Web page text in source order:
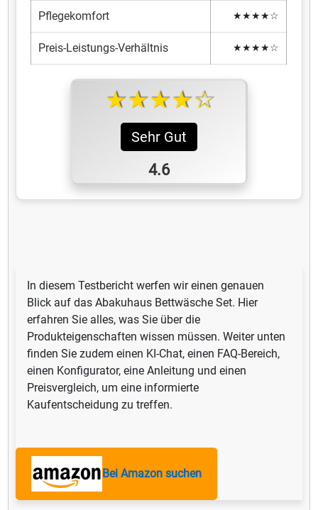
Pflegekomfort ★★★★☆
Preis-Leistungs-Verhältnis ★★★★☆
★★★★☆
Sehr Gut
4.6
In diesem Testbericht werfen wir einen genauen
Blick auf das Abakuhaus Bettwäsche Set. Hier
erfahren Sie alles, was Sie über die
Produkteigenschaften wissen müssen. Weiter unten
finden Sie zudem einen KI-Chat, einen FAQ-Bereich,
einen Konfigurator, eine Anleitung und einen
Preisvergleich, um eine informierte
Kaufentscheidung zu treffen.
Bei Amazon suchen